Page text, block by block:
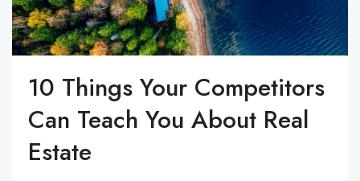
10 Things Your Competitors
Can Teach You About Real
Estate